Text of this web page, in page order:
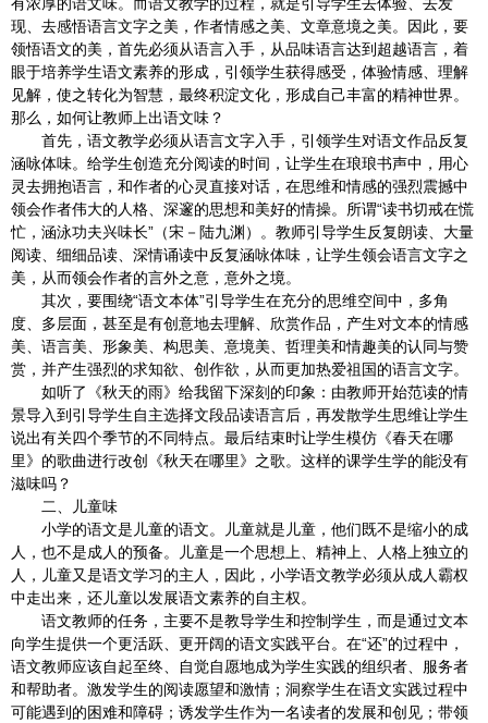
现、去感悟语言文字之美，作者情感之美、文章意境之美。因此，要
领悟语文的美，首先必须从语言入手，从品味语言达到超越语言，着
眼于培养学生语文素养的形成，引领学生获得感受，体验情感、理解
见解，使之转化为智慧，最终积淀文化，形成自己丰富的精神世界。
那么，如何让教师上出语文味？
首先，语文教学必须从语言文字入手，引领学生对语文作品反复
涵咏体味。给学生创造充分阅读的时间，让学生在琅琅书声中，用心
灵去拥抱语言，和作者的心灵直接对话，在思维和情感的强烈震撼中
领会作者伟大的人格、深邃的思想和美好的情操。所谓“读书切戒在慌
忙，涵泳功夫兴味长”（宋－陆九渊）。教师引导学生反复朗读、大量
阅读、细细品读、深情诵读中反复涵咏体味，让学生领会语言文字之
美，从而领会作者的言外之意，意外之境。
其次，要围绕“语文本体”引导学生在充分的思维空间中，多角
度、多层面，甚至是有创意地去理解、欣赏作品，产生对文本的情感
美、语言美、形象美、构思美、意境美、哲理美和情趣美的认同与赞
赏，并产生强烈的求知欲、创作欲，从而更加热爱祖国的语言文字。
如听了《秋天的雨》给我留下深刻的印象：由教师开始范读的情
景导入到引导学生自主选择文段品读语言后，再发散学生思维让学生
说出有关四个季节的不同特点。最后结束时让学生模仿《春天在哪
里》的歌曲进行改创《秋天在哪里》之歌。这样的课学生学的能没有
滋味吗？
二、儿童味
小学的语文是儿童的语文。儿童就是儿童，他们既不是缩小的成
人，也不是成人的预备。儿童是一个思想上、精神上、人格上独立的
人，儿童又是语文学习的主人，因此，小学语文教学必须从成人霸权
中走出来，还儿童以发展语文素养的自主权。
语文教师的任务，主要不是教导学生和控制学生，而是通过文本
向学生提供一个更活跃、更开阔的语文实践平台。在“还”的过程中，
语文教师应该自起至终、自觉自愿地成为学生实践的组织者、服务者
和帮助者。激发学生的阅读愿望和激情；洞察学生在语文实践过程中
可能遇到的困难和障碍；诱发学生作为一名读者的发展和创见；带领